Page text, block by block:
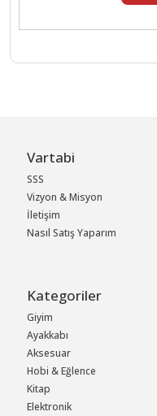
Vartabi
SSS
Vizyon & Misyon
İletişim
Nasıl Satış Yaparım
Kategoriler
Giyim
Ayakkabı
Aksesuar
Hobi & Eğlence
Kitap
Elektronik